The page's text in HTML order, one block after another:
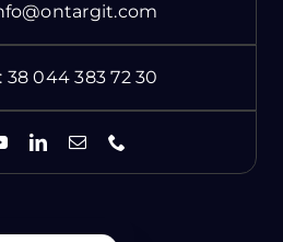
38 044 383 72 30